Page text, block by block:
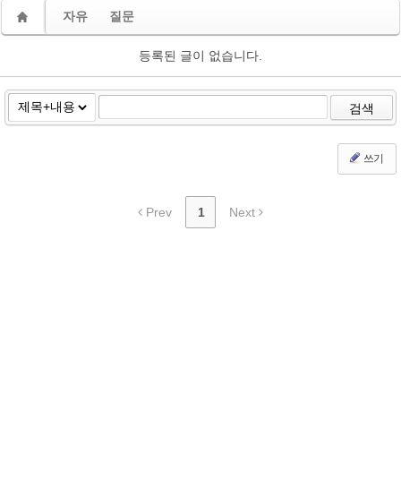
자유 질문
등록된 글이 없습니다.
검색
쓰기
Prev 1 Next